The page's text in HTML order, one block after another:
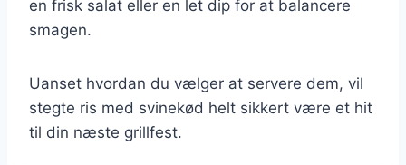
en frisk salat eller en let dip for at balancere
smagen.
Uanset hvordan du vælger at servere dem, vil
stegte ris med svinekød helt sikkert være et hit
til din næste grillfest.